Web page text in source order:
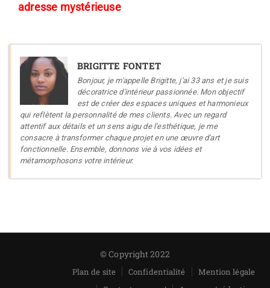
adresse mystérieuse
BRIGITTE FONTET
Bonjour, je m'appelle Brigitte, j'ai 33 ans et je suis
décoratrice d'intérieur passionnée. Mon objectif
est de créer des espaces uniques et harmonieux
qui reflètent la personnalité de mes clients. Avec un regard
attentif aux détails et un sens aigu de l'esthétique, je me
consacre à transformer chaque projet en une œuvre d'art
fonctionnelle. Ensemble, donnons vie à vos idées et
métamorphosons votre intérieur.
© Copyright 2022
Plan de site Confidentialité
Mention légale